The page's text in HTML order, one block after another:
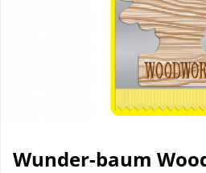
Organizatoare auto
Tratament Hidrofob
Wunder-baum